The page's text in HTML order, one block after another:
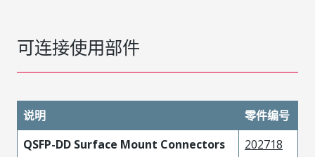
可连接使用部件
说明
零件编号
QSFP-DD Surface Mount Connectors
202718